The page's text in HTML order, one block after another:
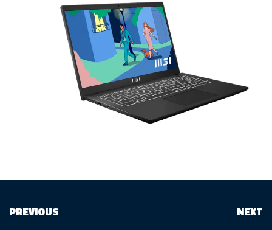
PREVIOUS NEXT